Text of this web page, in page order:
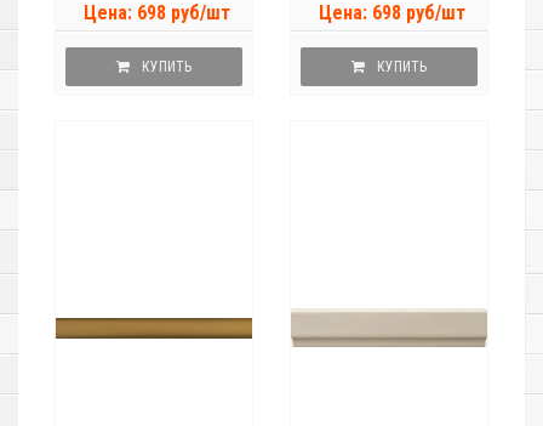
Цена: 698 руб/шт
КУПИТЬ
Цена: 698 руб/шт
КУПИТЬ